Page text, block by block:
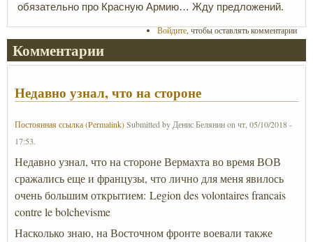
обязательно про Красную Армию… Жду предложений.
Войдите, чтобы оставлять комментарии
Комментарии
Недавно узнал, что на стороне
Постоянная ссылка (Permalink)Submitted by Денис Белянинon чт, 05/10/2018 -
17:53.
Недавно узнал, что на стороне Вермахта во время ВОВ
сражались еще и французы, что лично для меня явилось
очень большим открытием: Lеgion des volontaires francais
contre le bolchеvisme
Насколько знаю, на Восточном фронте воевали также